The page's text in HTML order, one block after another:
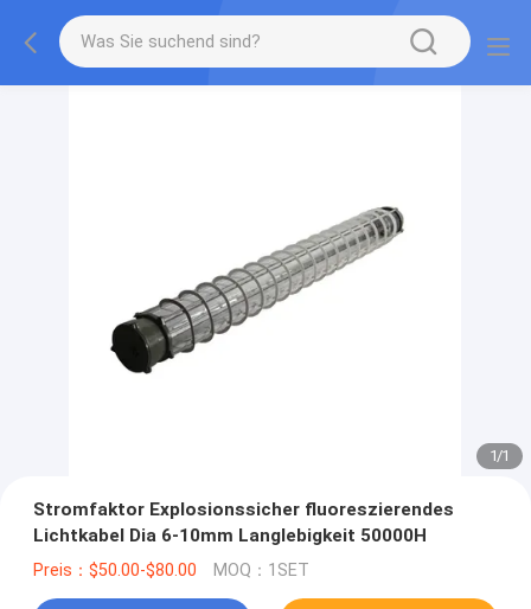
1/1
Stromfaktor Explosionssicher fluoreszierendes
Lichtkabel Dia 6-10mm Langlebigkeit 50000H
Preis：$50.00-$80.00 MOQ：1SET